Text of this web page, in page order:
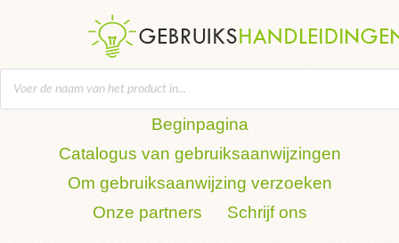
Beginpagina
Catalogus van gebruiksaanwijzingen
Om gebruiksaanwijzing verzoeken
Onze partners
Schrijf ons